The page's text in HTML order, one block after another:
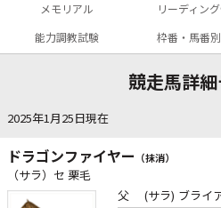
メモリアル
リーディン
能力調教試験
枠番・馬番
競走馬詳
2025年1月25日現在
ドラゴンファイヤー （抹消）
（サラ）セ 栗毛
父 (サラ) ブライ